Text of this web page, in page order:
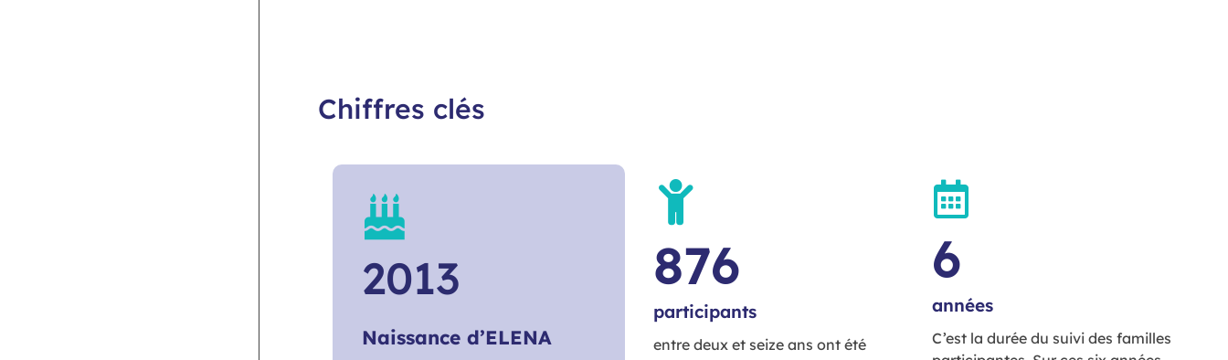
Chiffres clés
2013
Naissance d’ELENA
participants
876
entre deux et seize ans ont été
années
6
C’est la durée du suivi des familles